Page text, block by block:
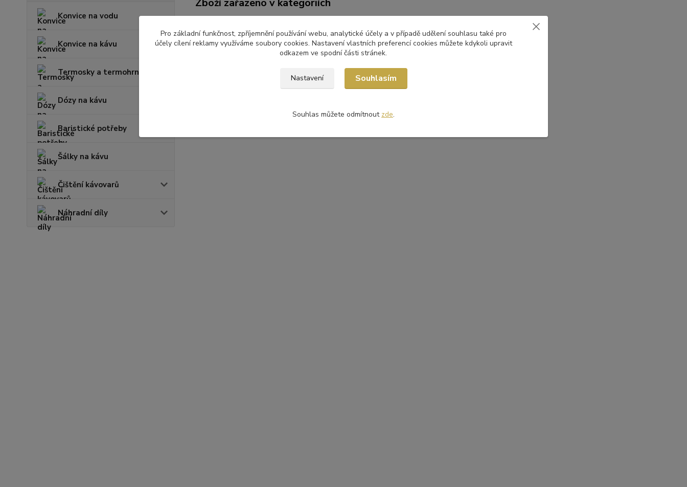
Konvice na vodu
Konvice na kávu
Termosky a termohrnky
Dózy na kávu
Baristické potřeby
Šálky na kávu
Čištění kávovarů
Náhradní díly
Zboží zařazeno v kategoriích
Pro základní funkčnost, zpříjemnění používání webu, analytické účely a v případě udělení souhlasu také pro
účely cílení reklamy využíváme soubory cookies. Nastavení vlastních preferencí cookies můžete kdykoli upravit
odkazem ve spodní části stránek.
Nastavení Souhlasím
Souhlas můžete odmítnout zde.